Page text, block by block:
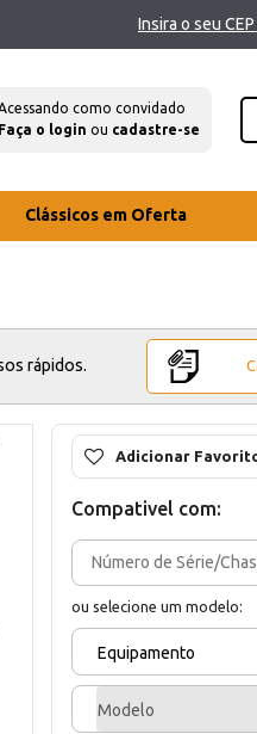
Insira o seu
como convidado
Faça o login ou cadastre-se
Clássicos em Oferta
rápidos.
Adicionar
Compativel com:
ou selecione um modelo:
Equipamento
Modelo